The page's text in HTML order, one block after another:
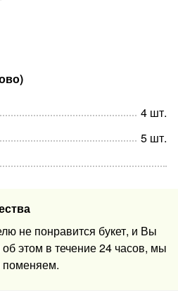
)
не понравится букет, и Вы
этом в течение 24 часов, мы
поменяем.
4 шт.
5 шт.